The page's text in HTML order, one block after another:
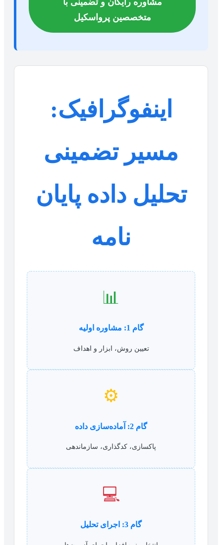
مشاوره رایگان و تضمینی با
متخصصین پرواسکیل
اینفوگرافیک:
مسیر تضمینی
تحلیل داده پایان
نامه
📊
گام 1: مشاوره اولیه
تعیین روش، ابزار و اهداف
⚙️
گام 2: آماده‌سازی داده
پاکسازی، کدگذاری، سازماندهی
💻
گام 3: اجرای تحلیل